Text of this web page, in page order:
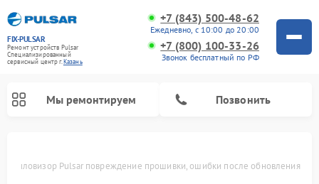
FIX-PULSAR
Ремонт устройств Pulsar
Специализированный
cервисный центр г.Казань
+7 (843) 500-48-62
Ежедневно, с 10:00 до 20:00
+7 (800) 100-33-26
Звонок бесплатный по РФ
Мы ремонтируем Позвонить
Тепловизор Pulsar повреждение прошивки, ошибки после обновления